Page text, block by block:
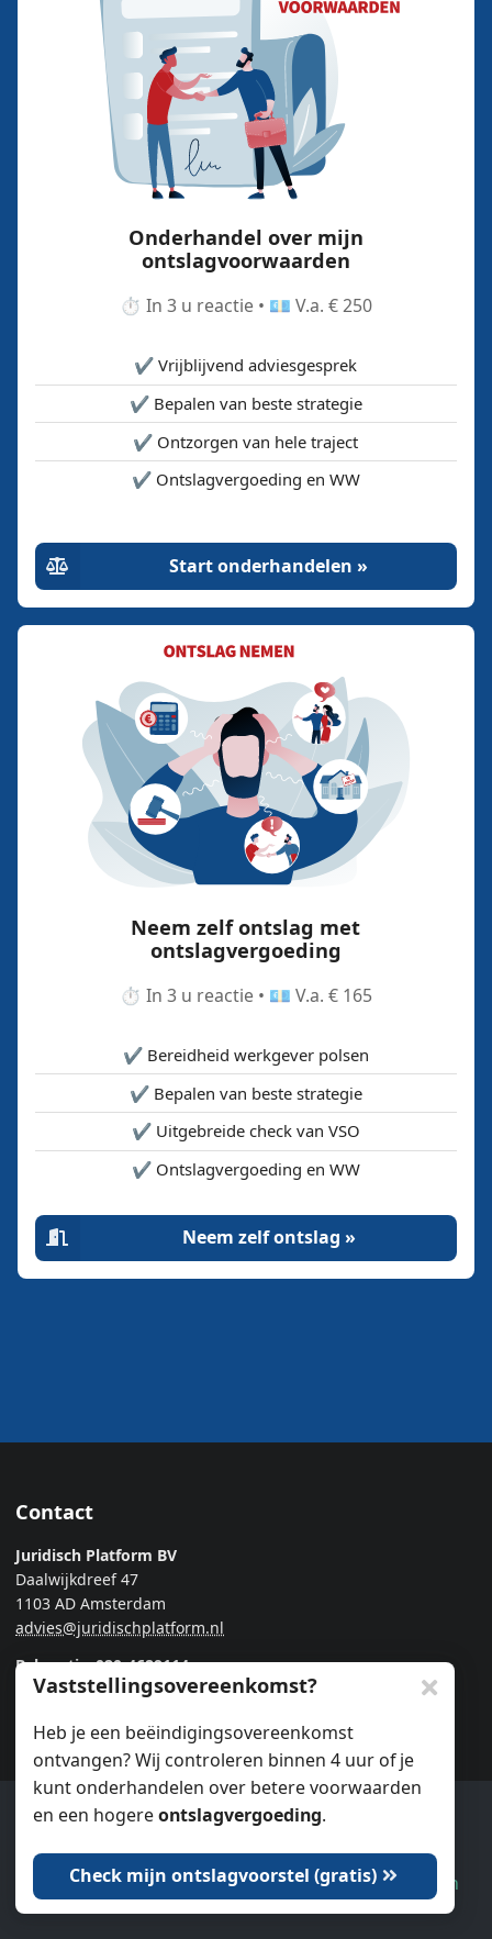
Onderhandel over mijn
ontslagvoorwaarden
⏱️ In 3 u reactie • 💶 V.a. € 250
✔️ Vrijblijvend adviesgesprek
✔️ Bepalen van beste strategie
✔️ Ontzorgen van hele traject
✔️ Ontslagvergoeding en WW
Start onderhandelen »
Neem zelf ontslag met
ontslagvergoeding
⏱️ In 3 u reactie • 💶 V.a. € 165
✔️ Bereidheid werkgever polsen
✔️ Bepalen van beste strategie
✔️ Uitgebreide check van VSO
✔️ Ontslagvergoeding en WW
Neem zelf ontslag »
Contact
Juridisch Platform BV
Daalwijkdreef 47
1103 AD Amsterdam
advies@juridischplatform.nl
Bel gratis:020-4689114
Ma-Do: 08:00 - 21:00 uur
Chat via WhatsApp
Publicaties
Ontslag als expat
Ook wij gebruiken cookies.
Laat me kiezen
Dat is oké
Vaststellingsovereenkomst?
Heb je een beëindigingsovereenkomst
ontvangen? Wij controleren binnen 4 uur of je
kunt onderhandelen over betere voorwaarden
en een hogereontslagvergoeding.
Check mijn ontslagvoorstel (gratis)